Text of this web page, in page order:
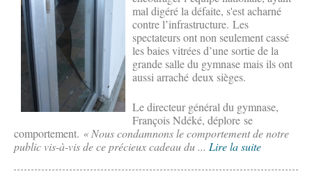
mal digéré la défaite, s'est acharné
contre l’infrastructure. Les
spectateurs ont non seulement cassé
les baies vitrées d’une sortie de la
grande salle du gymnase mais ils ont
aussi arraché deux sièges.
Le directeur général du gymnase,
François Ndéké, déplore se
comportement. « Nous condamnons le comportement de notre
public vis-à-vis de ce précieux cadeau du ... Lire la suite